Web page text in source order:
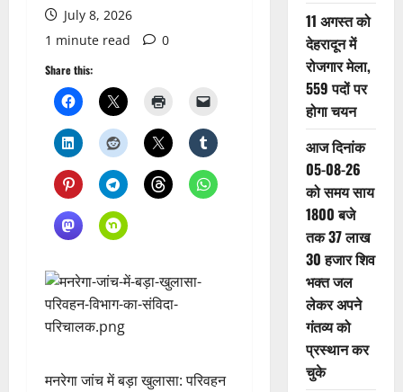
July 8, 2026
1 minute read
0
Share this:
मनरेगा जांच में बड़ा खुलासा: परिवहन
11 अगस्त को
देहरादून में
रोजगार मेला,
559 पदों पर
होगा चयन
आज दिनांक
05-08-26
को समय साय
1800 बजे
तक 37 लाख
30 हजार शिव
भक्त जल
लेकर अपने
गंतव्य को
प्रस्थान कर
चुके